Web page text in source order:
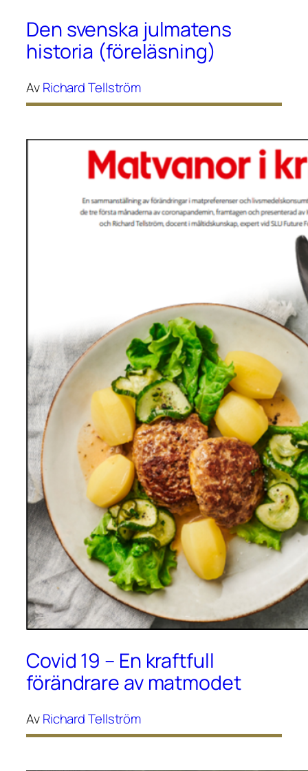
Den svenska julmatens
historia (föreläsning)
AvRichard Tellström
Covid 19 – En kraftfull
förändrare av matmodet
AvRichard Tellström